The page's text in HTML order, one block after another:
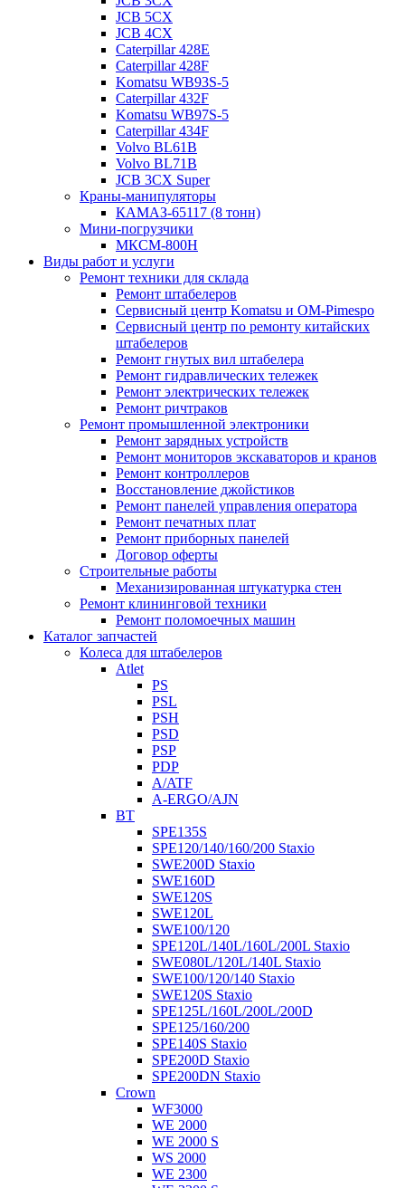
JCB 5CX
JCB 4CX
Caterpillar 428E
Caterpillar 428F
Komatsu WB93S-5
Caterpillar 432F
Komatsu WB97S-5
Caterpillar 434F
Volvo BL61B
Volvo BL71B
JCB 3CX Super
Краны-манипуляторы
КАМАЗ-65117 (8 тонн)
Мини-погрузчики
МКСМ-800H
Виды работ и услуги
Ремонт техники для склада
Ремонт штабелеров
Сервисный центр Komatsu и OM-Pimespo
Сервисный центр по ремонту китайских
штабелеров
Ремонт гнутых вил штабелера
Ремонт гидравлических тележек
Ремонт электрических тележек
Ремонт ричтраков
Ремонт промышленной электроники
Ремонт зарядных устройств
Ремонт мониторов экскаваторов и кранов
Ремонт контроллеров
Восстановление джойстиков
Ремонт панелей управления оператора
Ремонт печатных плат
Ремонт приборных панелей
Договор оферты
Строительные работы
Механизированная штукатурка стен
Ремонт клининговой техники
Ремонт поломоечных машин
Каталог запчастей
Колеса для штабелеров
Atlet
PS
PSL
PSH
PSD
PSP
PDP
A/ATF
A-ERGO/AJN
BT
SPE135S
SPE120/140/160/200 Staxio
SWE200D Staxio
SWE160D
SWE120S
SWE120L
SWE100/120
SPE120L/140L/160L/200L Staxio
SWE080L/120L/140L Staxio
SWE100/120/140 Staxio
SWE120S Staxio
SPE125L/160L/200L/200D
SPE125/160/200
SPE140S Staxio
SPE200D Staxio
SPE200DN Staxio
Crown
WF3000
WE 2000
WE 2000 S
WS 2000
WE 2300